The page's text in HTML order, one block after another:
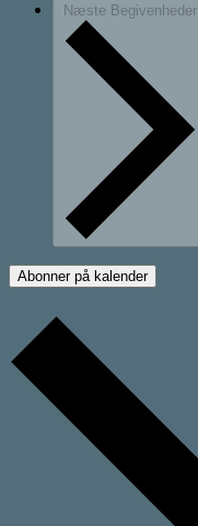
Næste Begivenheder
Abonner på kalender